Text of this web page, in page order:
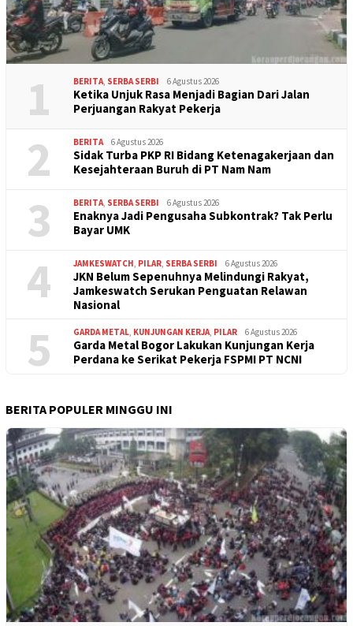
1 BERITA, SERBA SERBI 6 Agustus 2026
Ketika Unjuk Rasa Menjadi Bagian Dari Jalan
Perjuangan Rakyat Pekerja
2 BERITA 6 Agustus 2026
Sidak Turba PKP RI Bidang Ketenagakerjaan dan
Kesejahteraan Buruh di PT Nam Nam
3 BERITA, SERBA SERBI 6 Agustus 2026
Enaknya Jadi Pengusaha Subkontrak? Tak Perlu
Bayar UMK
4 JAMKESWATCH, PILAR, SERBA SERBI 6 Agustus 2026
JKN Belum Sepenuhnya Melindungi Rakyat,
Jamkeswatch Serukan Penguatan Relawan
Nasional
5 GARDA METAL, KUNJUNGAN KERJA, PILAR 6 Agustus 2026
Garda Metal Bogor Lakukan Kunjungan Kerja
Perdana ke Serikat Pekerja FSPMI PT NCNI
BERITA POPULER MINGGU INI